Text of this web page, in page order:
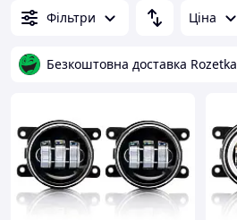
Фільтри Ціна
Безкоштовна доставка Rozetka